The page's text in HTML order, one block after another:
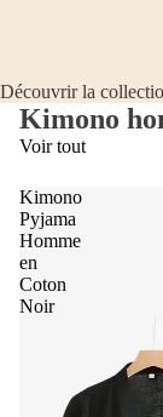
Découvrir la
Kimono
Voir tout
Kimono
Pyjama
Homme
en
Coton
Noir